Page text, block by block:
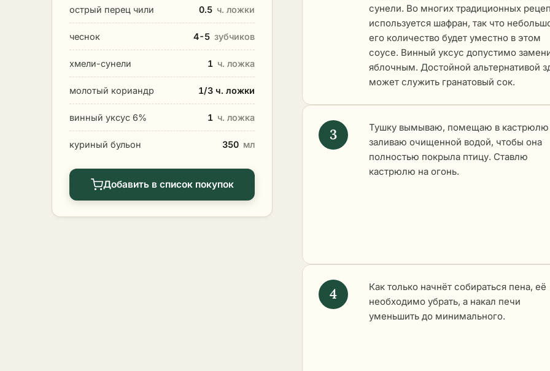
острый перец чили 0.5 ч. ложки
чеснок 4-5 зубчиков
хмели-сунели 1 ч. ложка
молотый кориандр 1/3 ч. ложки
винный уксус 6% 1 ч. ложка
куриный бульон 350 мл
Добавить в список покупок
сунели. Во многих традиционных
используется шафран, так что
его количество будет уместно в этом
соусе. Винный уксус допустимо
яблочным. Достойной альтернативой
может служить гранатовый сок.
Тушку вымываю, помещаю в кастрюлю
заливаю очищенной водой, чтобы она
полностью покрыла птицу. Ставлю
кастрюлю на огонь.
Как только начнёт собираться пена, её
необходимо убрать, а накал печи
уменьшить до минимального.